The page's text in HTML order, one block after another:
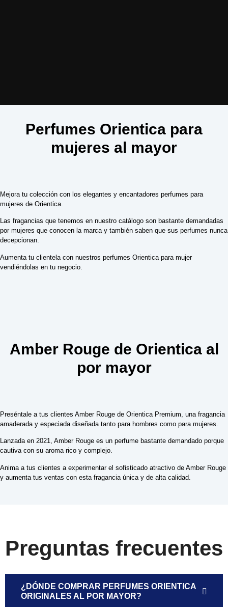
Perfumes Orientica para
mujeres al mayor
Mejora tu colección con los elegantes y encantadores perfumes para
mujeres de Orientica.
Las fragancias que tenemos en nuestro catálogo son bastante demandadas
por mujeres que conocen la marca y también saben que sus perfumes nunca
decepcionan.
Aumenta tu clientela con nuestros perfumes Orientica para mujer
vendiéndolas en tu negocio.
Amber Rouge de Orientica al
por mayor
Preséntale a tus clientes Amber Rouge de Orientica Premium, una fragancia
amaderada y especiada diseñada tanto para hombres como para mujeres.
Lanzada en 2021, Amber Rouge es un perfume bastante demandado porque
cautiva con su aroma rico y complejo.
Anima a tus clientes a experimentar el sofisticado atractivo de Amber Rouge
y aumenta tus ventas con esta fragancia única y de alta calidad.
Preguntas frecuentes
¿DÓNDE COMPRAR PERFUMES ORIENTICA
ORIGINALES AL POR MAYOR?